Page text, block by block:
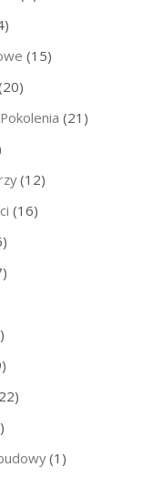
(15)
(21)
(12)
(16)
(1)